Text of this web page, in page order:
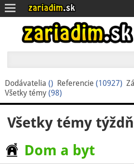
Toggle
navigation
Dodávatelia () Referencie (10927)
Všetky témy (98)
Všetky témy
Dom a byt